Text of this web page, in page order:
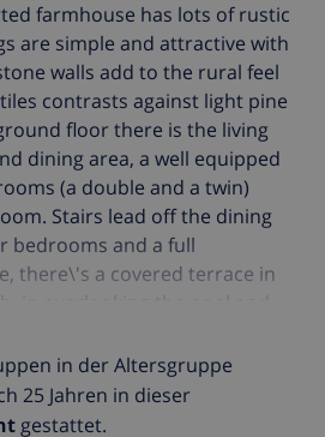
farmhouse has lots of rustic
are simple and attractive with
walls add to the rural feel
contrasts against light pine
floor there is the living
dining area, a well equipped
(a double and a twin)
Stairs lead off the dining
bedrooms and a full
there\'s a covered terrace in
in overlooking the pool and
makes a lovely spot for
pool is bordered by an
with Roman steps leading to
at the edge of the
in der Altersgruppe
25 Jahren in dieser
gestattet.